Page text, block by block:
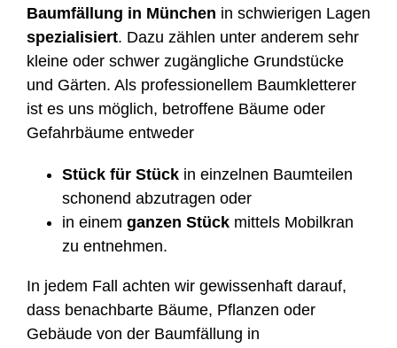
Baumfällung in München in schwierigen Lagen
spezialisiert. Dazu zählen unter anderem sehr
kleine oder schwer zugängliche Grundstücke
und Gärten. Als professionellem Baumkletterer
ist es uns möglich, betroffene Bäume oder
Gefahrbäume entweder
Stück für Stück in einzelnen Baumteilen
schonend abzutragen oder
in einem ganzen Stück mittels Mobilkran
zu entnehmen.
In jedem Fall achten wir gewissenhaft darauf,
dass benachbarte Bäume, Pflanzen oder
Gebäude von der Baumfällung in